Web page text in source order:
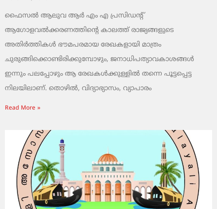
ഫൈസൽ ആലുവ ആർ എം എ പ്രസിഡന്റ്
ആഗോളവൽക്കരണത്തിന്റെ കാലത്ത് രാജ്യങ്ങളുടെ
അതിർത്തികൾ ഭൗമപരമായ രേഖകളായി മാത്രം
ചുരുങ്ങിക്കൊണ്ടിരിക്കുമ്പോഴും, ജനാധിപത്യാവകാശങ്ങൾ
ഇന്നും പലപ്പോഴും ആ രേഖകൾക്കുള്ളിൽ തന്നെ പൂട്ടപ്പെട്ട
നിലയിലാണ്. തൊഴിൽ, വിദ്യാഭ്യാസം, വ്യാപാരം
Read More »